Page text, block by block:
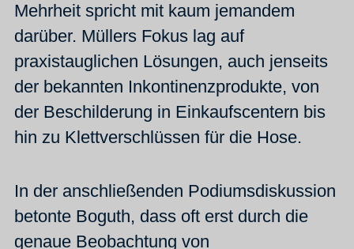
Mehrheit spricht mit kaum jemandem
darüber. Müllers Fokus lag auf
praxistauglichen Lösungen, auch jenseits
der bekannten Inkontinenzprodukte, von
der Beschilderung in Einkaufscentern bis
hin zu Klettverschlüssen für die Hose.
In der anschließenden Podiumsdiskussion
betonte Boguth, dass oft erst durch die
genaue Beobachtung von